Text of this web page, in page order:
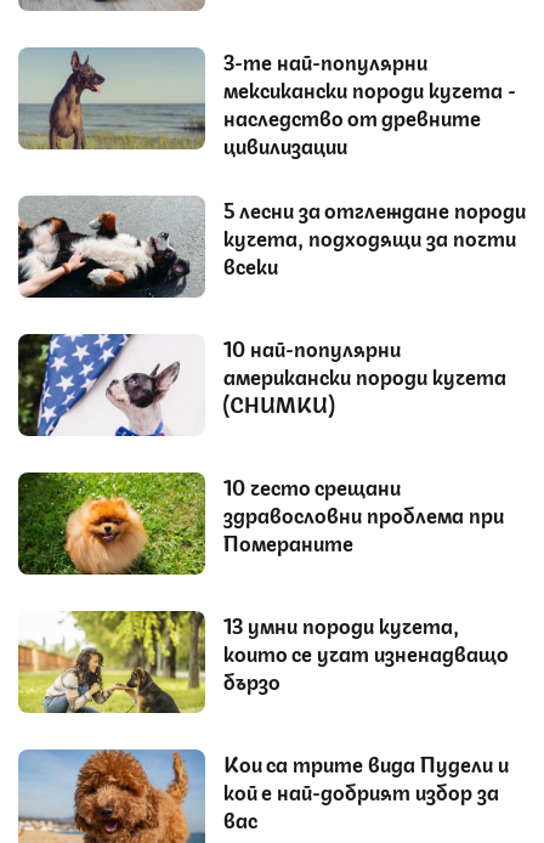
3-те най-популярни
мексикански породи кучета -
наследство от древните
цивилизации
5 лесни за отглеждане породи
кучета, подходящи за почти
всеки
10 най-популярни
американски породи кучета
(СНИМКИ)
10 често срещани
здравословни проблема при
Помераните
13 умни породи кучета,
които се учат изненадващо
бързо
Кои са трите вида Пудели и
кой е най-добрият избор за
вас